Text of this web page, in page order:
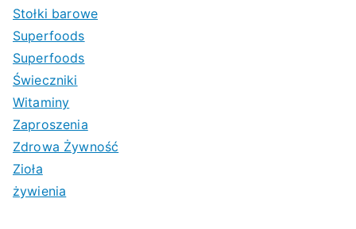
Stołki barowe
Superfoods
Superfoods
Świeczniki
Witaminy
Zaproszenia
Zdrowa Żywność
Zioła
żywienia